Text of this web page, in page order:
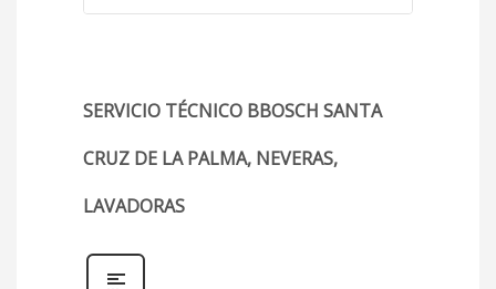
SERVICIO TÉCNICO BBOSCH SANTA
CRUZ DE LA PALMA, NEVERAS,
LAVADORAS